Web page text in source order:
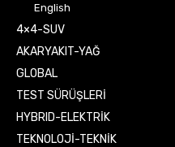
English
4×4-SUV
AKARYAKIT-YAĞ
GLOBAL
TEST SÜRÜŞLERİ
HYBRID-ELEKTRİK
TEKNOLOJİ-TEKNİK